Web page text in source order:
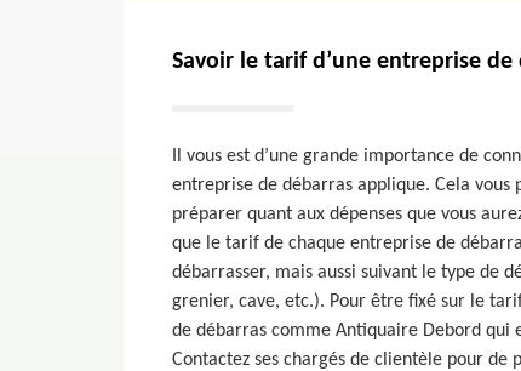
Savoir le tarif d’une entreprise de
Il vous est d’une grande importance de
entreprise de débarras applique. Cela vous
préparer quant aux dépenses que vous
que le tarif de chaque entreprise de
débarrasser, mais aussi suivant le type de
grenier, cave, etc.). Pour être fixé sur le
de débarras comme Antiquaire Debord qui
Contactez ses chargés de clientèle pour de